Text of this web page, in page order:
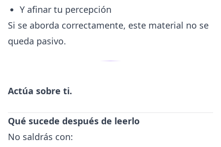
Y afinar tu percepción
Si se aborda correctamente, este material no se
queda pasivo.
Actúa sobre ti.
Qué sucede después de leerlo
No saldrás con: